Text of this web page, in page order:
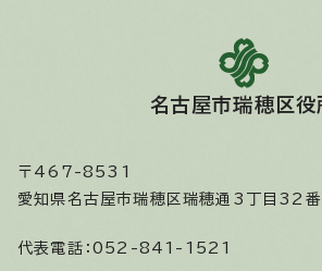
名古屋市瑞穂区役
〒467-8531
愛知県名古屋市瑞穂区瑞穂通3丁目32
代表電話： 052-841-1521